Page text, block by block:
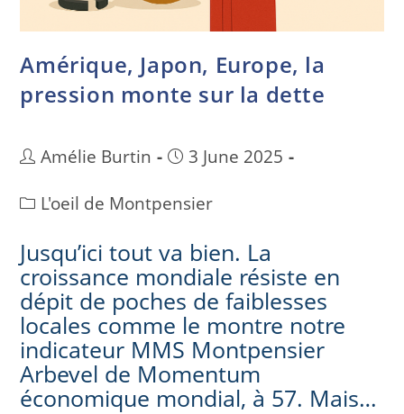
Amérique, Japon, Europe, la
pression monte sur la dette
Amélie Burtin
3 June 2025
L'oeil de Montpensier
Jusqu’ici tout va bien. La
croissance mondiale résiste en
dépit de poches de faiblesses
locales comme le montre notre
indicateur MMS Montpensier
Arbevel de Momentum
économique mondial, à 57. Mais…